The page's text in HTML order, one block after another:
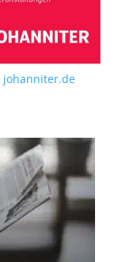
johanniter.de